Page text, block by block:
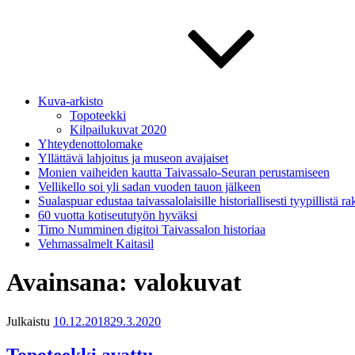
Kuva-arkisto
Topoteekki
Kilpailukuvat 2020
Yhteydenottolomake
Yllättävä lahjoitus ja museon avajaiset
Monien vaiheiden kautta Taivassalo-Seuran perustamiseen
Vellikello soi yli sadan vuoden tauon jälkeen
Sualaspuar edustaa taivassalolaisille historiallisesti tyypillistä
60 vuotta kotiseututyön hyväksi
Timo Numminen digitoi Taivassalon historiaa
Vehmassalmelt Kaitasil
Avainsana: valokuvat
Julkaistu 10.12.201829.3.2020